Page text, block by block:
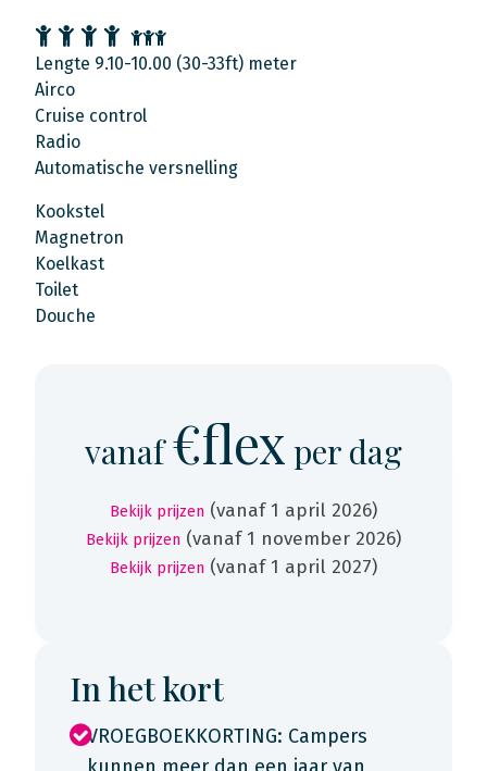
Lengte 9.10-10.00 (30-33ft) meter
Airco
Cruise control
Radio
Automatische versnelling
Kookstel
Magnetron
Koelkast
Toilet
Douche
vanaf€flex per dag
Bekijk prijzen (vanaf 1 april 2026)
Bekijk prijzen (vanaf 1 november 2026)
Bekijk prijzen (vanaf 1 april 2027)
In het kort
VROEGBOEKKORTING: Campers
kunnen meer dan een jaar van